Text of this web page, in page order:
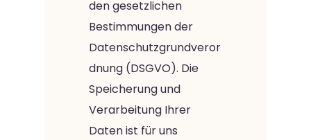
den gesetzlichen
Bestimmungen der
Datenschutzgrundveror
dnung (DSGVO). Die
Speicherung und
Verarbeitung Ihrer
Daten ist für uns